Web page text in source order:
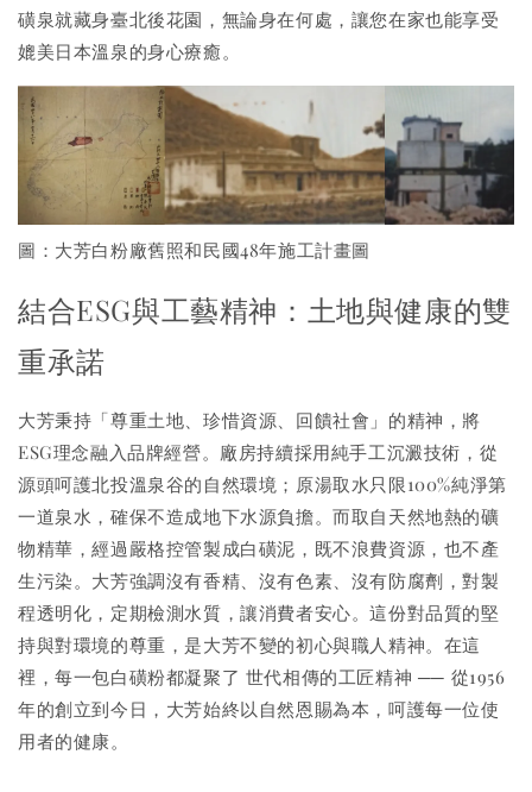
磺泉就藏身臺北後花園，無論身在何處，讓您在家也能享受
媲美日本溫泉的身心療癒。
圖：大芳白粉廠舊照和民國48年施工計畫圖
結合ESG與工藝精神：土地與健康的雙
重承諾
大芳秉持「尊重土地、珍惜資源、回饋社會」的精神，將
ESG理念融入品牌經營。廠房持續採用純手工沉澱技術，從
源頭呵護北投溫泉谷的自然環境；原湯取水只限100%純淨第
一道泉水，確保不造成地下水源負擔。而取自天然地熱的礦
物精華，經過嚴格控管製成白磺泥，既不浪費資源，也不產
生污染。大芳強調沒有香精、沒有色素、沒有防腐劑，對製
程透明化，定期檢測水質，讓消費者安心。這份對品質的堅
持與對環境的尊重，是大芳不變的初心與職人精神。在這
裡，每一包白磺粉都凝聚了 世代相傳的工匠精神 ── 從1956
年的創立到今日，大芳始終以自然恩賜為本，呵護每一位使
用者的健康。